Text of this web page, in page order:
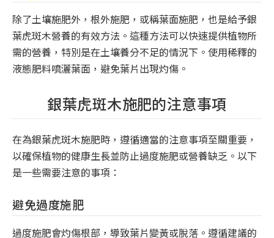
除了土壤施肥外，根外施肥，或稱葉面施肥，也是給予銀
葉虎斑木營養的有效方法。這種方法可以快速提供植物所
需的營養，特別是在土壤養分不足的情況下。使用稀釋的
液態肥料噴灑葉面，避免葉片出現灼傷。
銀葉虎斑木施肥的注意事項
在為銀葉虎斑木施肥時，遵循適當的注意事項至關重要，
以確保植物的健康生長並防止過度施肥或營養缺乏。以下
是一些需要注意的事項：
避免過度施肥
過度施肥會灼傷根部，導致葉片變黃或脫落。遵循建議的